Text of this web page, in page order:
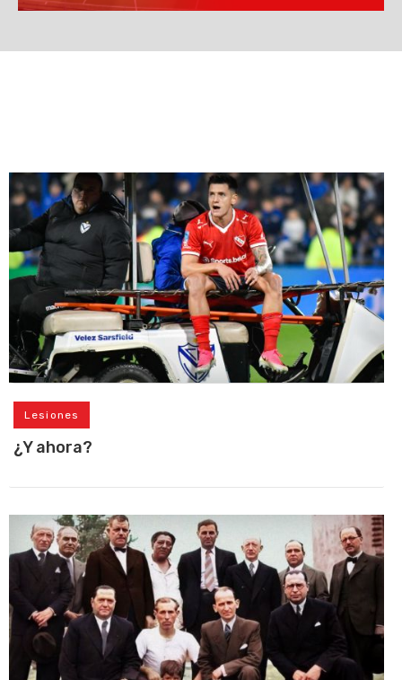
Lesiones
¿Y ahora?